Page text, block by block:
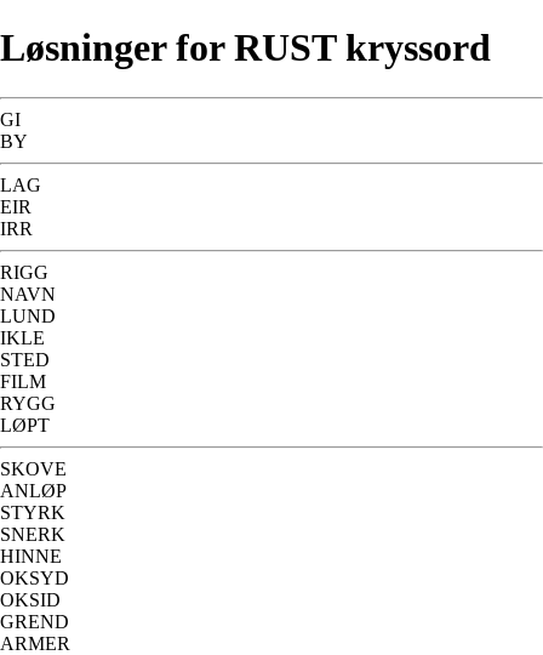
Løsninger for RUST kryssord
GI
BY
LAG
EIR
IRR
RIGG
NAVN
LUND
IKLE
STED
FILM
RYGG
LØPT
SKOVE
ANLØP
STYRK
SNERK
HINNE
OKSYD
OKSID
GREND
ARMER